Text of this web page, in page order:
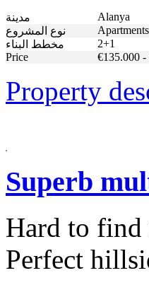
مدينة
Alanya
نوع المشروع
مخطط البناء
2+1
Price
€135.000 -
Property
Superb
Hard to find
Perfect